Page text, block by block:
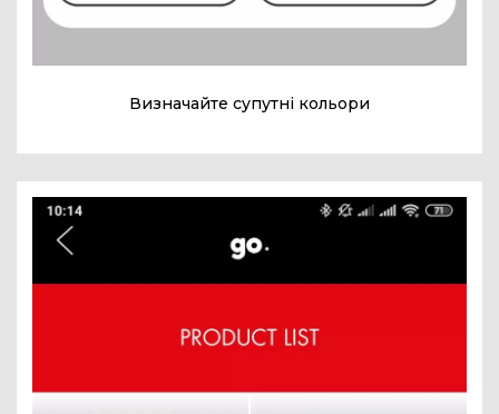
Визначайте супутні кольори